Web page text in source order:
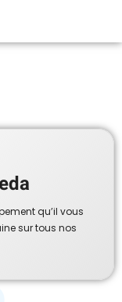
qu’il vous
sur tous nos